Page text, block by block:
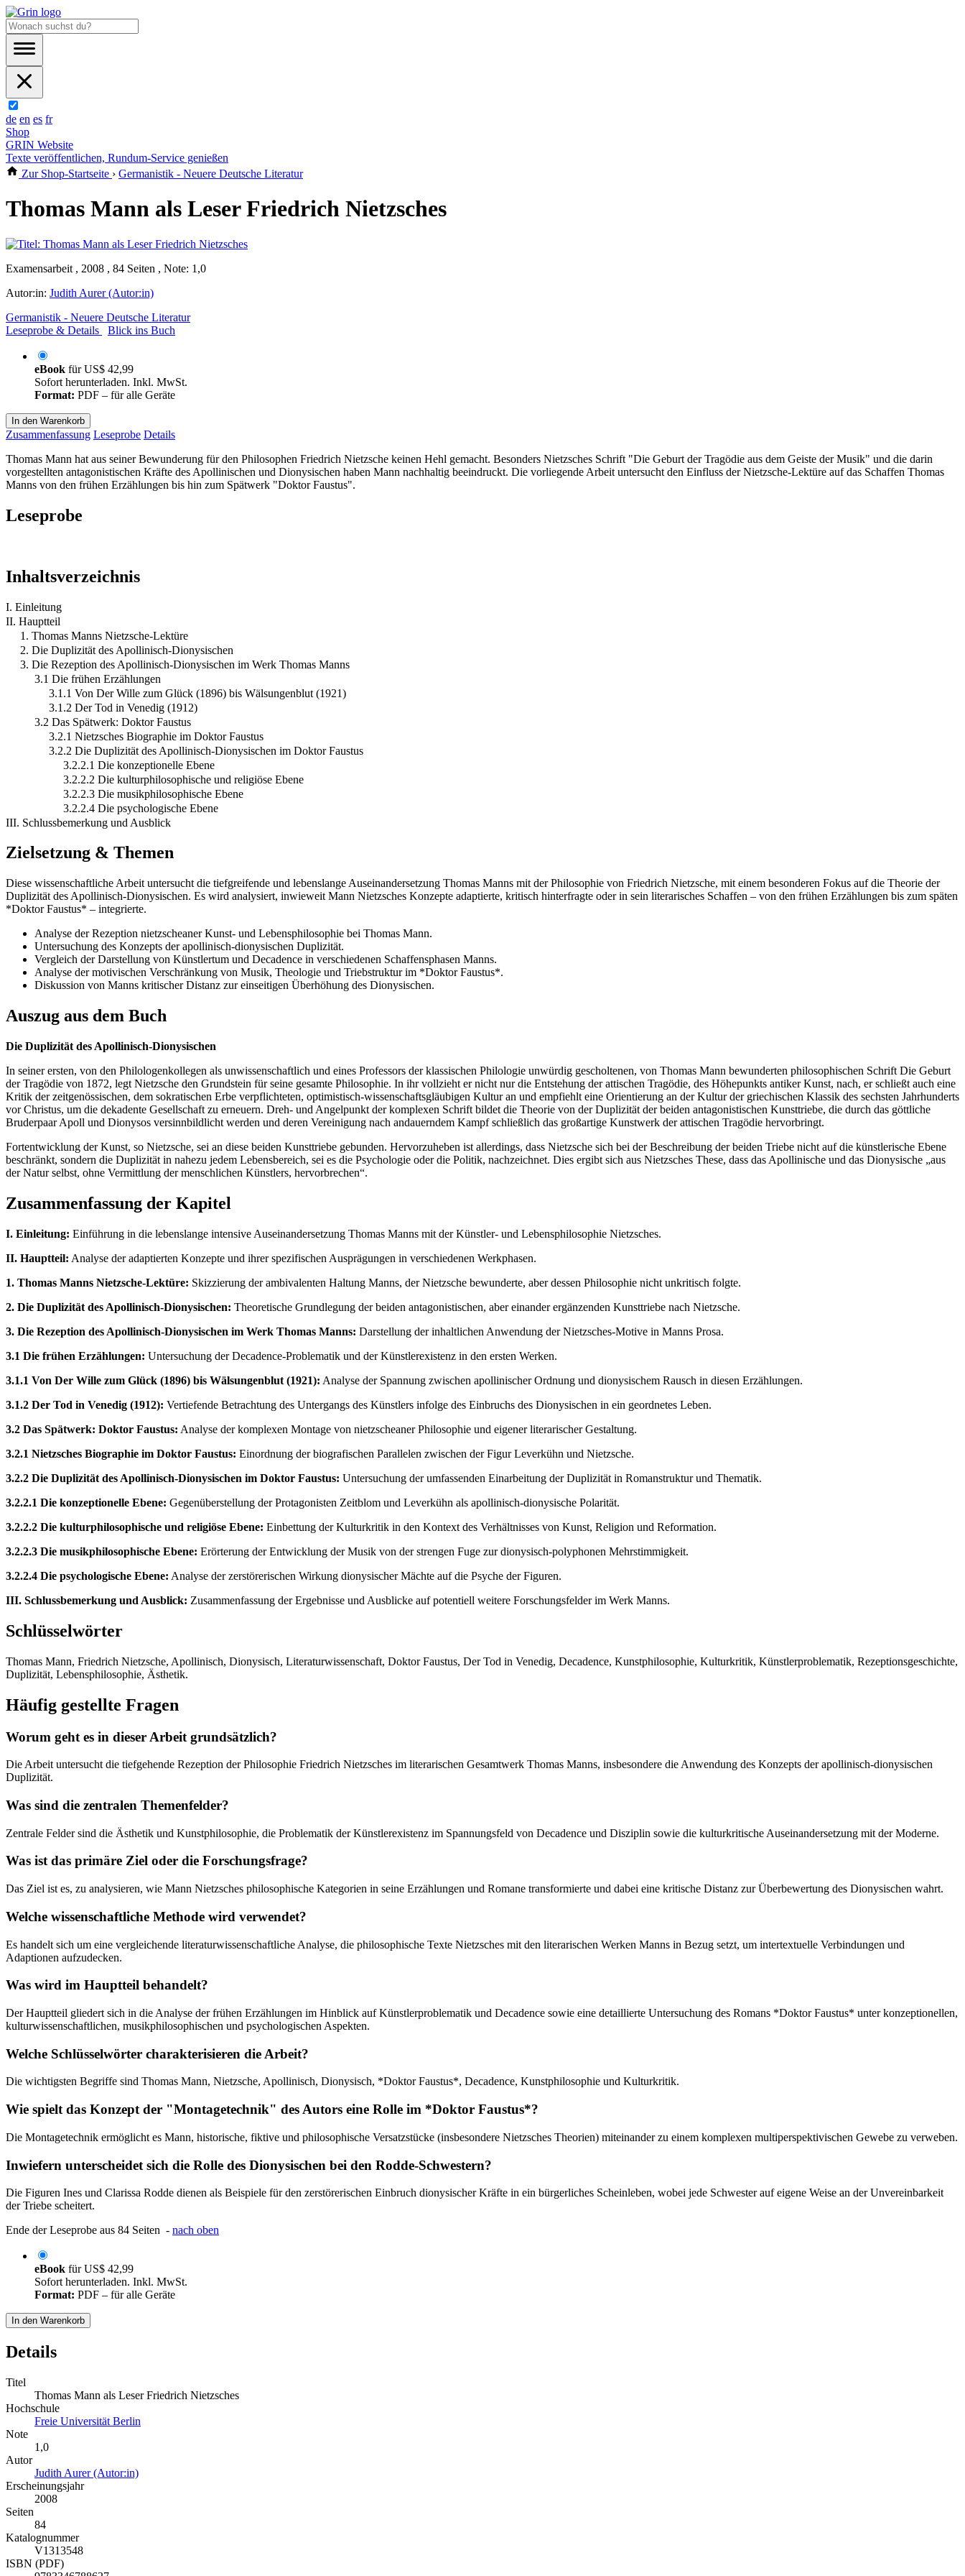
de en es fr
Shop
GRIN Website
Texte veröffentlichen, Rundum-Service genießen
Zur Shop-Startseite › Germanistik - Neuere Deutsche Literatur
Thomas Mann als Leser Friedrich Nietzsches
Examensarbeit , 2008 , 84 Seiten , Note: 1,0
Autor:in: Judith Aurer (Autor:in)
Germanistik - Neuere Deutsche Literatur
Leseprobe & Details
Blick ins Buch
eBook fürUS$ 42,99
Sofort herunterladen. Inkl. MwSt.
Format: PDF – für alle Geräte
In den Warenkorb
Zusammenfassung Leseprobe Details
Thomas Mann hat aus seiner Bewunderung für den Philosophen Friedrich Nietzsche keinen Hehl gemacht. Besonders Nietzsches Schrift "Die Geburt der Tragödie aus dem Geiste der Musik" und die darin
vorgestellten antagonistischen Kräfte des Apollinischen und Dionysischen haben Mann nachhaltig beeindruckt. Die vorliegende Arbeit untersucht den Einfluss der Nietzsche-Lektüre auf das Schaffen Thomas
Manns von den frühen Erzählungen bis hin zum Spätwerk "Doktor Faustus".
Leseprobe
Inhaltsverzeichnis
I. Einleitung
II. Hauptteil
1. Thomas Manns Nietzsche-Lektüre
2. Die Duplizität des Apollinisch-Dionysischen
3. Die Rezeption des Apollinisch-Dionysischen im Werk Thomas Manns
3.1 Die frühen Erzählungen
3.1.1 Von Der Wille zum Glück (1896) bis Wälsungenblut (1921)
3.1.2 Der Tod in Venedig (1912)
3.2 Das Spätwerk: Doktor Faustus
3.2.1 Nietzsches Biographie im Doktor Faustus
3.2.2 Die Duplizität des Apollinisch-Dionysischen im Doktor Faustus
3.2.2.1 Die konzeptionelle Ebene
3.2.2.2 Die kulturphilosophische und religiöse Ebene
3.2.2.3 Die musikphilosophische Ebene
3.2.2.4 Die psychologische Ebene
III. Schlussbemerkung und Ausblick
Zielsetzung & Themen
Diese wissenschaftliche Arbeit untersucht die tiefgreifende und lebenslange Auseinandersetzung Thomas Manns mit der Philosophie von Friedrich Nietzsche, mit einem besonderen Fokus auf die Theorie der
Duplizität des Apollinisch-Dionysischen. Es wird analysiert, inwieweit Mann Nietzsches Konzepte adaptierte, kritisch hinterfragte oder in sein literarisches Schaffen – von den frühen Erzählungen bis zum späten
*Doktor Faustus* – integrierte.
Analyse der Rezeption nietzscheaner Kunst- und Lebensphilosophie bei Thomas Mann.
Untersuchung des Konzepts der apollinisch-dionysischen Duplizität.
Vergleich der Darstellung von Künstlertum und Decadence in verschiedenen Schaffensphasen Manns.
Analyse der motivischen Verschränkung von Musik, Theologie und Triebstruktur im *Doktor Faustus*.
Diskussion von Manns kritischer Distanz zur einseitigen Überhöhung des Dionysischen.
Auszug aus dem Buch
Die Duplizität des Apollinisch-Dionysischen
In seiner ersten, von den Philologenkollegen als unwissenschaftlich und eines Professors der klassischen Philologie unwürdig gescholtenen, von Thomas Mann bewunderten philosophischen Schrift Die Geburt
der Tragödie von 1872, legt Nietzsche den Grundstein für seine gesamte Philosophie. In ihr vollzieht er nicht nur die Entstehung der attischen Tragödie, des Höhepunkts antiker Kunst, nach, er schließt auch eine
Kritik der zeitgenössischen, dem sokratischen Erbe verpflichteten, optimistisch-wissenschaftsgläubigen Kultur an und empfiehlt eine Orientierung an der Kultur der griechischen Klassik des sechsten Jahrhunderts
vor Christus, um die dekadente Gesellschaft zu erneuern. Dreh- und Angelpunkt der komplexen Schrift bildet die Theorie von der Duplizität der beiden antagonistischen Kunsttriebe, die durch das göttliche
Bruderpaar Apoll und Dionysos versinnbildlicht werden und deren Vereinigung nach andauerndem Kampf schließlich das großartige Kunstwerk der attischen Tragödie hervorbringt.
Fortentwicklung der Kunst, so Nietzsche, sei an diese beiden Kunsttriebe gebunden. Hervorzuheben ist allerdings, dass Nietzsche sich bei der Beschreibung der beiden Triebe nicht auf die künstlerische Ebene
beschränkt, sondern die Duplizität in nahezu jedem Lebensbereich, sei es die Psychologie oder die Politik, nachzeichnet. Dies ergibt sich aus Nietzsches These, dass das Apollinische und das Dionysische „aus
der Natur selbst, ohne Vermittlung der menschlichen Künstlers, hervorbrechen“.
Zusammenfassung der Kapitel
I. Einleitung: Einführung in die lebenslange intensive Auseinandersetzung Thomas Manns mit der Künstler- und Lebensphilosophie Nietzsches.
II. Hauptteil: Analyse der adaptierten Konzepte und ihrer spezifischen Ausprägungen in verschiedenen Werkphasen.
1. Thomas Manns Nietzsche-Lektüre: Skizzierung der ambivalenten Haltung Manns, der Nietzsche bewunderte, aber dessen Philosophie nicht unkritisch folgte.
2. Die Duplizität des Apollinisch-Dionysischen: Theoretische Grundlegung der beiden antagonistischen, aber einander ergänzenden Kunsttriebe nach Nietzsche.
3. Die Rezeption des Apollinisch-Dionysischen im Werk Thomas Manns: Darstellung der inhaltlichen Anwendung der Nietzsches-Motive in Manns Prosa.
3.1 Die frühen Erzählungen: Untersuchung der Decadence-Problematik und der Künstlerexistenz in den ersten Werken.
3.1.1 Von Der Wille zum Glück (1896) bis Wälsungenblut (1921): Analyse der Spannung zwischen apollinischer Ordnung und dionysischem Rausch in diesen Erzählungen.
3.1.2 Der Tod in Venedig (1912): Vertiefende Betrachtung des Untergangs des Künstlers infolge des Einbruchs des Dionysischen in ein geordnetes Leben.
3.2 Das Spätwerk: Doktor Faustus: Analyse der komplexen Montage von nietzscheaner Philosophie und eigener literarischer Gestaltung.
3.2.1 Nietzsches Biographie im Doktor Faustus: Einordnung der biografischen Parallelen zwischen der Figur Leverkühn und Nietzsche.
3.2.2 Die Duplizität des Apollinisch-Dionysischen im Doktor Faustus: Untersuchung der umfassenden Einarbeitung der Duplizität in Romanstruktur und Thematik.
3.2.2.1 Die konzeptionelle Ebene: Gegenüberstellung der Protagonisten Zeitblom und Leverkühn als apollinisch-dionysische Polarität.
3.2.2.2 Die kulturphilosophische und religiöse Ebene: Einbettung der Kulturkritik in den Kontext des Verhältnisses von Kunst, Religion und Reformation.
3.2.2.3 Die musikphilosophische Ebene: Erörterung der Entwicklung der Musik von der strengen Fuge zur dionysisch-polyphonen Mehrstimmigkeit.
3.2.2.4 Die psychologische Ebene: Analyse der zerstörerischen Wirkung dionysischer Mächte auf die Psyche der Figuren.
III. Schlussbemerkung und Ausblick: Zusammenfassung der Ergebnisse und Ausblicke auf potentiell weitere Forschungsfelder im Werk Manns.
Schlüsselwörter
Thomas Mann, Friedrich Nietzsche, Apollinisch, Dionysisch, Literaturwissenschaft, Doktor Faustus, Der Tod in Venedig, Decadence, Kunstphilosophie, Kulturkritik, Künstlerproblematik, Rezeptionsgeschichte,
Duplizität, Lebensphilosophie, Ästhetik.
Häufig gestellte Fragen
Worum geht es in dieser Arbeit grundsätzlich?
Die Arbeit untersucht die tiefgehende Rezeption der Philosophie Friedrich Nietzsches im literarischen Gesamtwerk Thomas Manns, insbesondere die Anwendung des Konzepts der apollinisch-dionysischen
Duplizität.
Was sind die zentralen Themenfelder?
Zentrale Felder sind die Ästhetik und Kunstphilosophie, die Problematik der Künstlerexistenz im Spannungsfeld von Decadence und Disziplin sowie die kulturkritische Auseinandersetzung mit der Moderne.
Was ist das primäre Ziel oder die Forschungsfrage?
Das Ziel ist es, zu analysieren, wie Mann Nietzsches philosophische Kategorien in seine Erzählungen und Romane transformierte und dabei eine kritische Distanz zur Überbewertung des Dionysischen wahrt.
Welche wissenschaftliche Methode wird verwendet?
Es handelt sich um eine vergleichende literaturwissenschaftliche Analyse, die philosophische Texte Nietzsches mit den literarischen Werken Manns in Bezug setzt, um intertextuelle Verbindungen und
Adaptionen aufzudecken.
Was wird im Hauptteil behandelt?
Der Hauptteil gliedert sich in die Analyse der frühen Erzählungen im Hinblick auf Künstlerproblematik und Decadence sowie eine detaillierte Untersuchung des Romans *Doktor Faustus* unter konzeptionellen,
kulturwissenschaftlichen, musikphilosophischen und psychologischen Aspekten.
Welche Schlüsselwörter charakterisieren die Arbeit?
Die wichtigsten Begriffe sind Thomas Mann, Nietzsche, Apollinisch, Dionysisch, *Doktor Faustus*, Decadence, Kunstphilosophie und Kulturkritik.
Wie spielt das Konzept der "Montagetechnik" des Autors eine Rolle im *Doktor Faustus*?
Die Montagetechnik ermöglicht es Mann, historische, fiktive und philosophische Versatzstücke (insbesondere Nietzsches Theorien) miteinander zu einem komplexen multiperspektivischen Gewebe zu verweben.
Inwiefern unterscheidet sich die Rolle des Dionysischen bei den Rodde-Schwestern?
Die Figuren Ines und Clarissa Rodde dienen als Beispiele für den zerstörerischen Einbruch dionysischer Kräfte in ein bürgerliches Scheinleben, wobei jede Schwester auf eigene Weise an der Unvereinbarkeit
der Triebe scheitert.
Ende der Leseprobe aus 84 Seiten - nach oben
eBook fürUS$ 42,99
Sofort herunterladen. Inkl. MwSt.
Format: PDF – für alle Geräte
In den Warenkorb
Details
Titel
Thomas Mann als Leser Friedrich Nietzsches
Hochschule
Freie Universität Berlin
Note
1,0
Autor
Judith Aurer (Autor:in)
Erscheinungsjahr
2008
Seiten
84
Katalognummer
V1313548
ISBN (PDF)